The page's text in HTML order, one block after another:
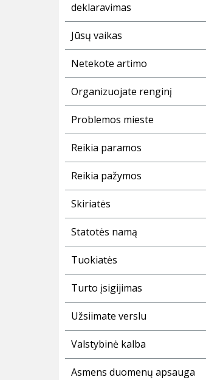
deklaravimas
Jūsų vaikas
Netekote artimo
Organizuojate renginį
Problemos mieste
Reikia paramos
Reikia pažymos
Skiriatės
Statotės namą
Tuokiatės
Turto įsigijimas
Užsiimate verslu
Valstybinė kalba
Asmens duomenų apsauga